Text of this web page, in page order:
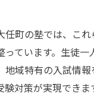
任町の塾では、こ
っています。生徒一
地域特有の入試情
対策が実現できま